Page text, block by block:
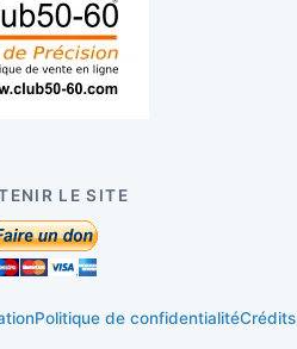
LE SITE
Politique de confidentialitéCrédits